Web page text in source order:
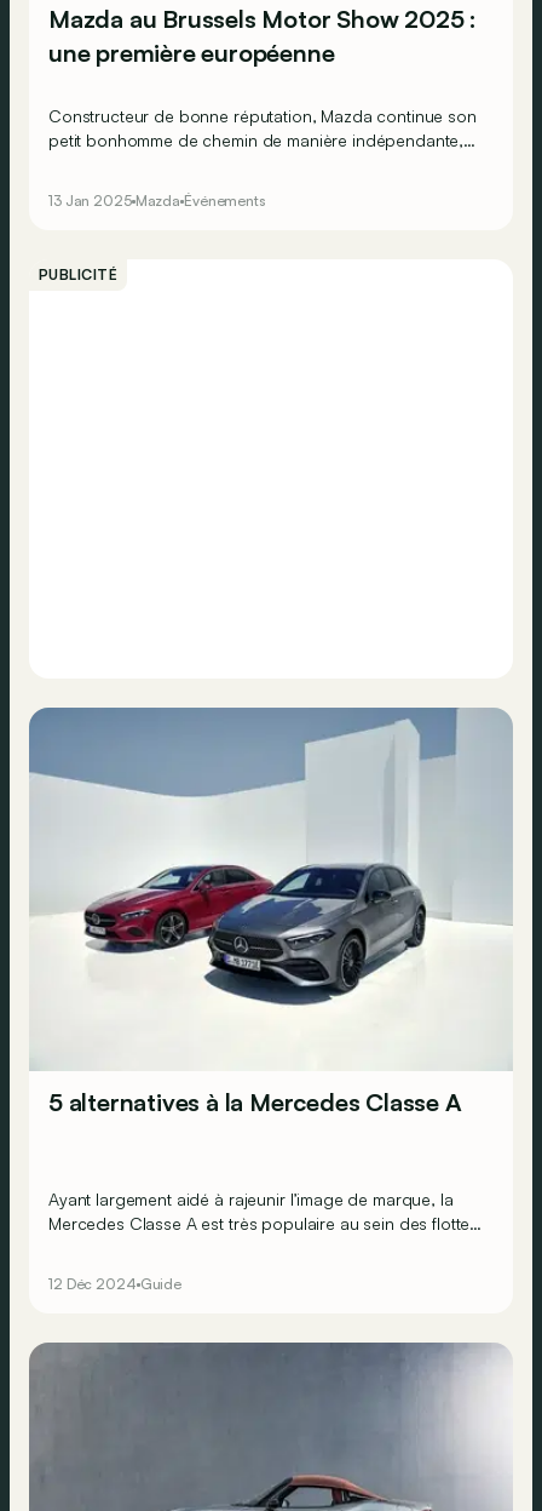
Mazda au Brussels Motor Show 2025 :
une première européenne
Constructeur de bonne réputation, Mazda continue son
petit bonhomme de chemin de manière indépendante,
a choisi Bruxelles pour une « grande première ».
13 Jan 2025 Mazda Événements
PUBLICITÉ
5 alternatives à la Mercedes Classe A
Ayant largement aidé à rajeunir l’image de marque, la
Mercedes Classe A est très populaire au sein des flottes
12 Déc 2024 Guide